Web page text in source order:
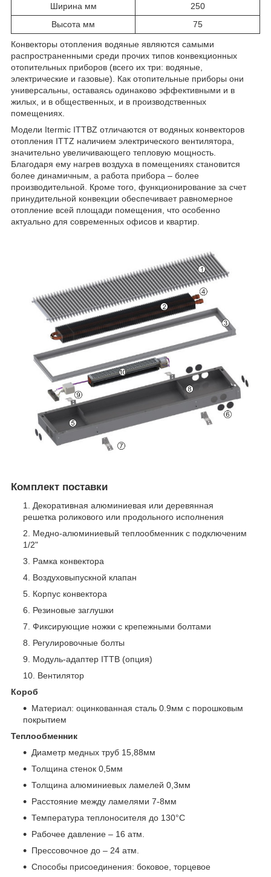
Ширина мм
250
Высота мм
75
Конвекторы отопления водяные являются самыми
распространенными среди прочих типов конвекционных
отопительных приборов (всего их три: водяные,
электрические и газовые). Как отопительные приборы они
универсальны, оставаясь одинаково эффективными и в
жилых, и в общественных, и в производственных
помещениях.
Модели Itermic ITTBZ отличаются от водяных конвекторов
отопления ITTZ наличием электрического вентилятора,
значительно увеличивающего тепловую мощность.
Благодаря ему нагрев воздуха в помещениях становится
более динамичным, а работа прибора – более
производительной. Кроме того, функционирование за счет
принудительной конвекции обеспечивает равномерное
отопление всей площади помещения, что особенно
актуально для современных офисов и квартир.
Комплект поставки
Декоративная алюминиевая или деревянная
решетка роликового или продольного исполнения
Медно-алюминиевый теплообменник с подключеним
1/2"
Рамка конвектора
Воздуховыпускной клапан
Корпус конвектора
Резиновые заглушки
Фиксирующие ножки с крепежными болтами
Регулировочные болты
Модуль-адаптер ITTB (опция)
Вентилятор
Короб
Материал: оцинкованная сталь 0.9мм с порошковым
покрытием
Теплообменник
Диаметр медных труб 15,88мм
Толщина стенок 0,5мм
Толщина алюминиевых ламелей 0,3мм
Расстояние между ламелями 7-8мм
Температура теплоносителя до 130°C
Рабочее давление – 16 атм.
Прессовочное до – 24 атм.
Способы присоединения: боковое, торцевое